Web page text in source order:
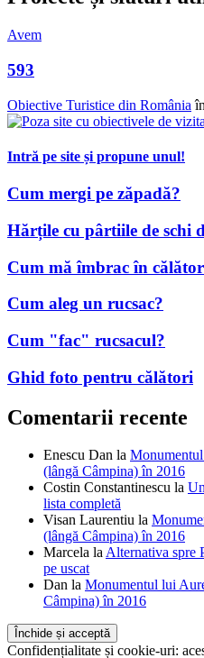
Proiecte și sfaturi
Obiective Turistice din România
Hărțile cu pârtiile de schi
Ghid foto pentru călători
Enescu Danla
(lângă Câmpina) în 2016
Costin Constantinescu
lista completă
Visan Laurentiula
(lângă Câmpina) în 2016
Marcelala
pe uscat
DanlaMonumentul lui